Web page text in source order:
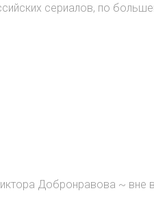
сериалов, по
Добронравова ~ вне